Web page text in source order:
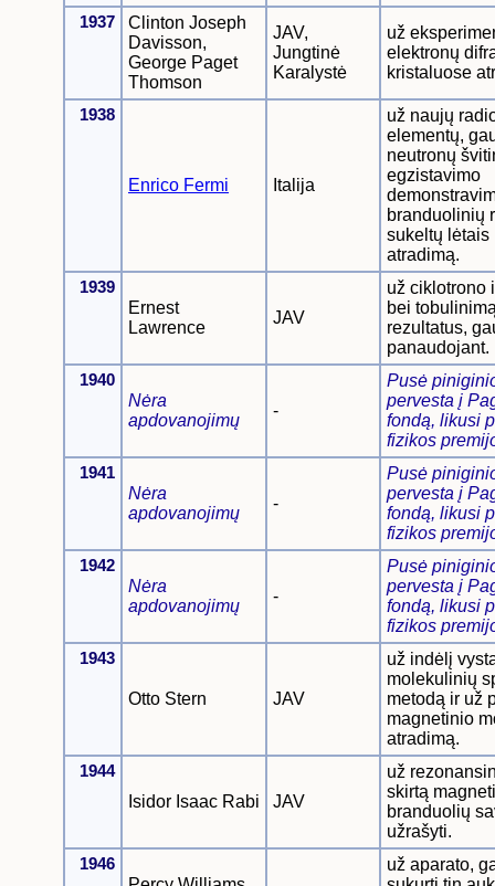
1937
Clinton Joseph
Davisson,
George Paget
Thomson
JAV,
Jungtinė
Karalystė
už
elektronų
kristaluose
1938
Enrico Fermi Italija
už naujų
elementų,
neutronų
egzistavimo
branduolinių
sukeltų lėtais
atradimą.
1939
Ernest
Lawrence
JAV
už ciklotrono
bei
rezultatus,
panaudojant.
1940
Nėra
apdovanojimų
-
Pusė
pervesta į
fondą, likusi
fizikos
1941
Nėra
apdovanojimų
-
Pusė
pervesta į
fondą, likusi
fizikos
1942
Nėra
apdovanojimų
-
Pusė
pervesta į
fondą, likusi
fizikos
1943
Otto Stern JAV
už indėlį
molekulinių
metodą ir už
magnetinio
atradimą.
1944
Isidor Isaac Rabi JAV
už
skirtą
branduolių
užrašyti.
1946
už aparato,